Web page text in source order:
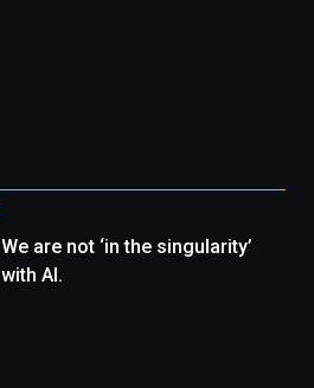
We are not ‘in the singularity’
with AI.